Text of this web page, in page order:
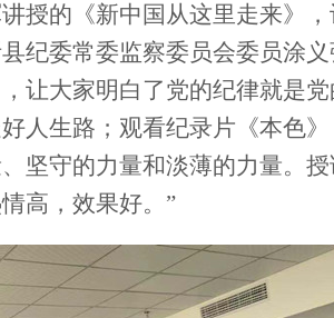
授的《新中国从这里走来》
纪委常委监察委员会委员涂
让大家明白了党的纪律就是
人生路；观看纪录片 《本色
坚守的力量和淡薄的力量。
高，效果好。 ”